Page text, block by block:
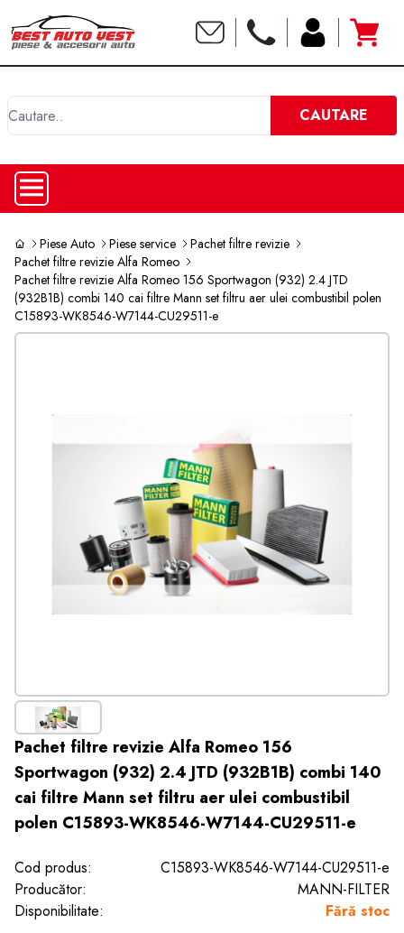
CAUTARE
Piese Auto Piese service
Pachet filtre revizie
Pachet filtre revizie Alfa Romeo
Pachet filtre revizie Alfa Romeo 156 Sportwagon (932) 2.4 JTD
(932B1B) combi 140 cai filtre Mann set filtru aer ulei combustibil polen
C15893-WK8546-W7144-CU29511-e
Pachet filtre revizie Alfa Romeo 156
Sportwagon (932) 2.4 JTD (932B1B) combi 140
cai filtre Mann set filtru aer ulei combustibil
polen C15893-WK8546-W7144-CU29511-e
Cod produs:
C15893-WK8546-W7144-CU29511-e
Producător:
MANN-FILTER
Disponibilitate:
Fără stoc